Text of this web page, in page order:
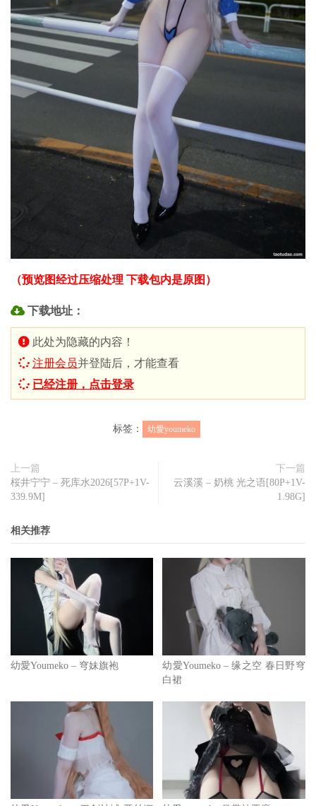
（预览图经过压缩处理 下载包内是原图）
下载地址：
此处为隐藏的内容！
注册会员并登陆后，才能查看
已经注册，点击登录
标签： 幼愛youmeko
上一篇
桜井宁宁 – 死库水2026[57P+1V-
339.9M]
下一篇
云溪溪 – 奶桃 光之语[80P+1V-
1.98G]
相关推荐
幼愛Youmeko – 穹妹旗袍
幼愛Youmeko – 缘之空 春日野穹
白裙